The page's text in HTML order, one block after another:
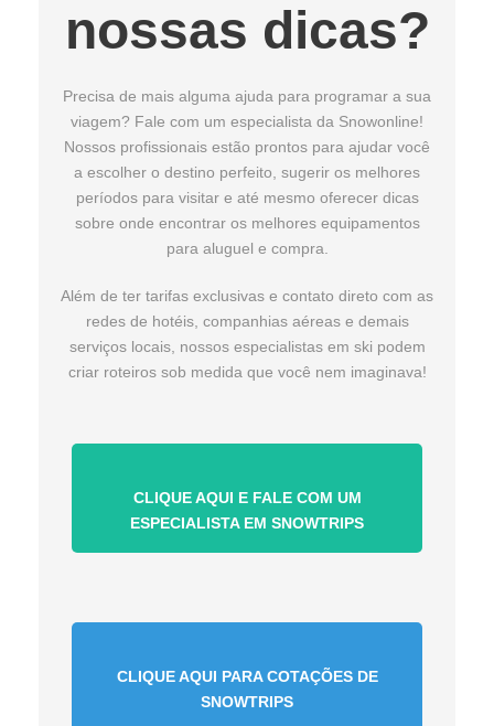
nossas dicas?
Precisa de mais alguma ajuda para programar a sua
viagem? Fale com um especialista da Snowonline!
Nossos profissionais estão prontos para ajudar você
a escolher o destino perfeito, sugerir os melhores
períodos para visitar e até mesmo oferecer dicas
sobre onde encontrar os melhores equipamentos
para aluguel e compra.
Além de ter tarifas exclusivas e contato direto com as
redes de hotéis, companhias aéreas e demais
serviços locais, nossos especialistas em ski podem
criar roteiros sob medida que você nem imaginava!
CLIQUE AQUI E FALE COM UM
ESPECIALISTA EM SNOWTRIPS
CLIQUE AQUI PARA COTAÇÕES DE
SNOWTRIPS